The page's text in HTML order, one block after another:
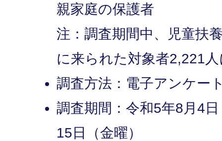
親家庭の保護者
注：調査期間中、児童扶
に来られた対象者2,221
調査方法：電子アンケー
調査期間：令和5年8月4
15日（金曜）